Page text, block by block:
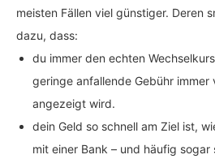
meisten Fällen viel günstiger. Deren
dazu, dass:
du immer den echten
geringe anfallende Gebühr immer
angezeigt wird.
dein Geld so schnell am Ziel ist,
mit einer Bank – und häufig sogar